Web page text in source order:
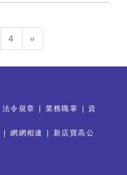
4 »
法令規章 業務職掌
資
網網相連
新店寶高公